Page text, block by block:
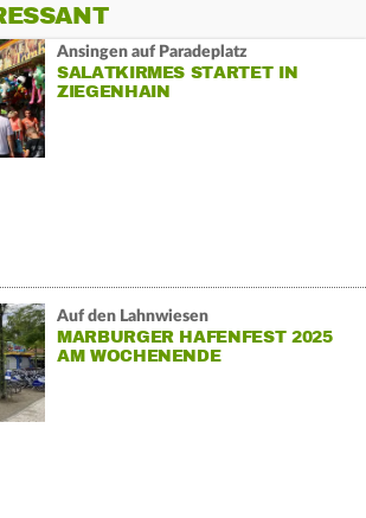
Ansingen auf Paradeplatz
SALATKIRMES STARTET IN
ZIEGENHAIN
Auf den Lahnwiesen
MARBURGER HAFENFEST 2025
AM WOCHENENDE